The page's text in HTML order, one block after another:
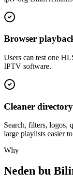
Browser
Users can test one
IPTV software.
Cleaner directory
Search, filters, logos,
large playlists easier
Why
Neden bu